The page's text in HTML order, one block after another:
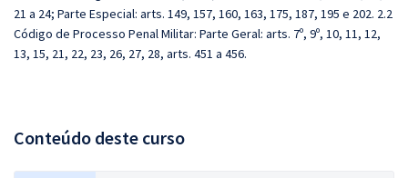
21 a 24; Parte Especial: arts. 149, 157, 160, 163, 175, 187, 195 e 202. 2.2
Código de Processo Penal Militar: Parte Geral: arts. 7º, 9º, 10, 11, 12,
13, 15, 21, 22, 23, 26, 27, 28, arts. 451 a 456.
Conteúdo deste curso